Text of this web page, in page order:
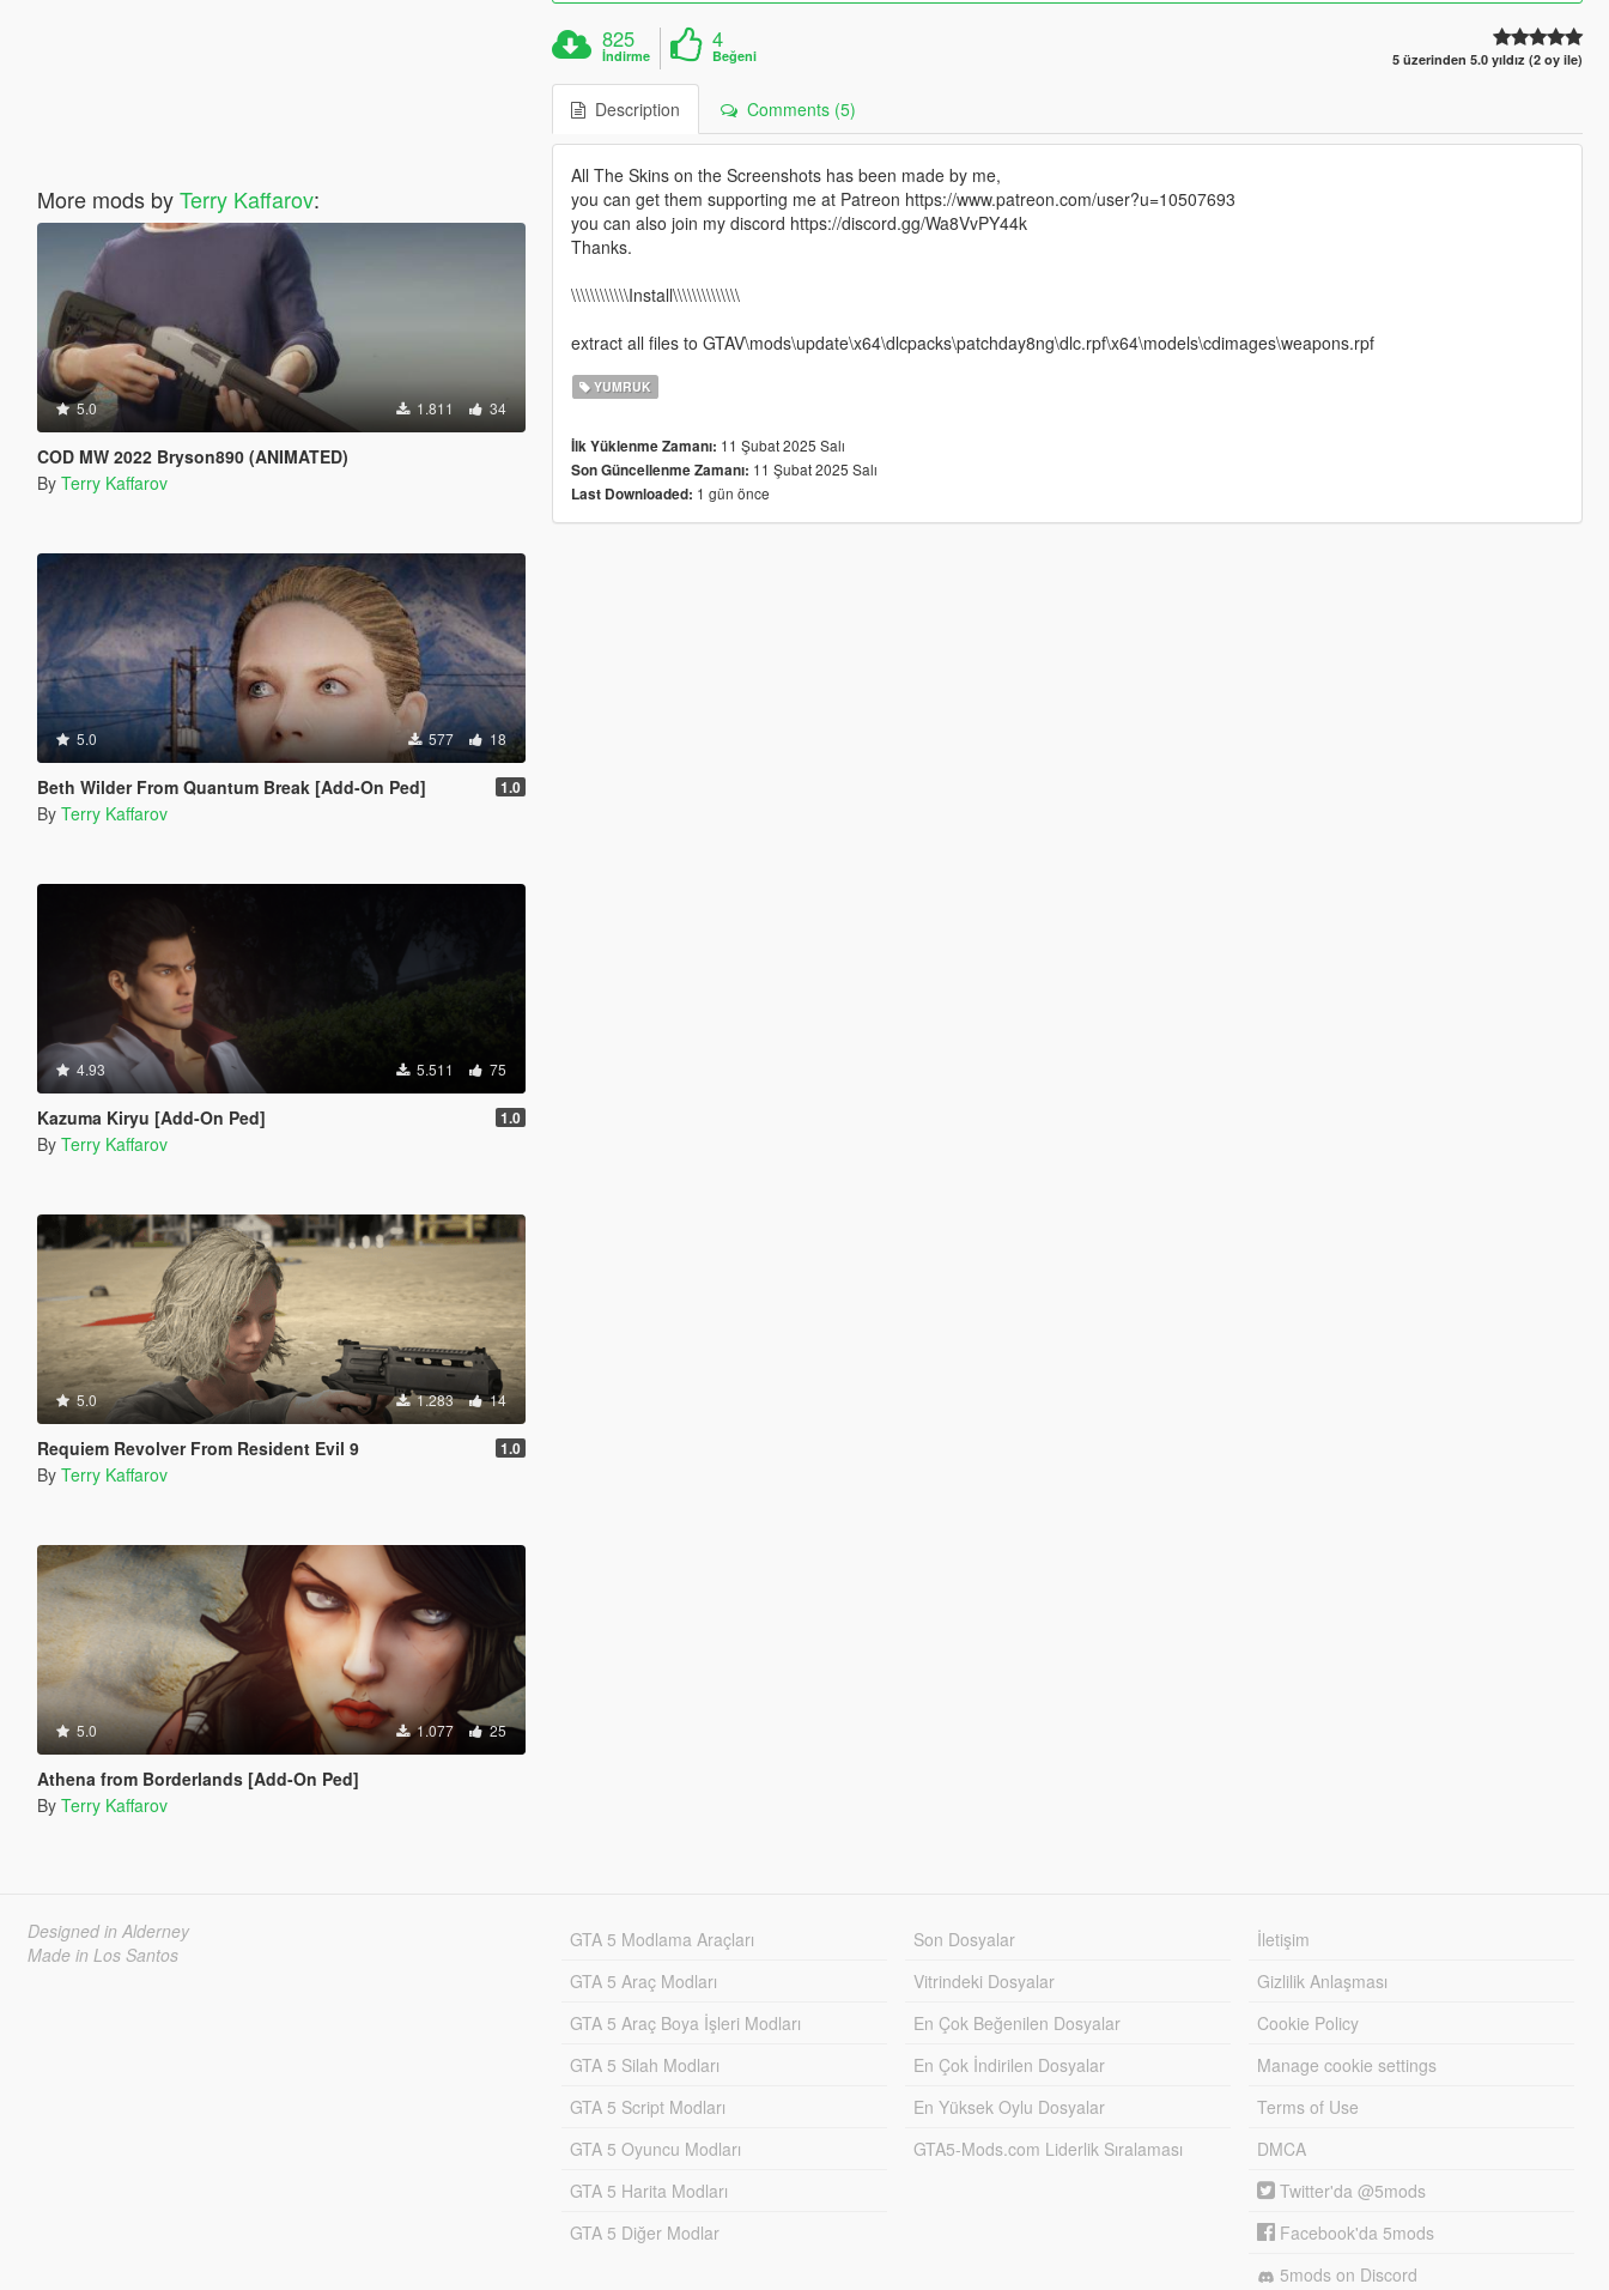
More mods byTerry Kaffarov:
5.0 1.811 34
COD MW 2022 Bryson890 (ANIMATED)
By Terry Kaffarov
5.0 577 18
Beth Wilder From Quantum Break [Add-On Ped] 1.0
By Terry Kaffarov
4.93 5.511 75
Kazuma Kiryu [Add-On Ped] 1.0
By Terry Kaffarov
5.0 1.283 14
Requiem Revolver From Resident Evil 9 1.0
By Terry Kaffarov
5.0 1.077 25
Athena from Borderlands [Add-On Ped]
By Terry Kaffarov
825
İndirme
4
Beğeni 5 üzerinden 5.0 yıldız (2 oy ile)
Description Comments (5)
All The Skins on the Screenshots has been made by me,
you can get them supporting me at Patreon https://www.patreon.com/user?u=10507693
you can also join my discord https://discord.gg/Wa8VvPY44k
Thanks.
\\\\\\\\\\\\Install\\\\\\\\\\\\\\
extract all files to GTAV\mods\update\x64\dlcpacks\patchday8ng\dlc.rpf\x64\models\cdimages\weapons.rpf
YUMRUK
İlk Yüklenme Zamanı: 11 Şubat 2025 Salı
Son Güncellenme Zamanı: 11 Şubat 2025 Salı
Last Downloaded: 1 gün önce
Designed in Alderney
Made in Los Santos
GTA 5 Modlama Araçları
GTA 5 Araç Modları
GTA 5 Araç Boya İşleri Modları
GTA 5 Silah Modları
GTA 5 Script Modları
GTA 5 Oyuncu Modları
GTA 5 Harita Modları
GTA 5 Diğer Modlar
Son Dosyalar
Vitrindeki Dosyalar
En Çok Beğenilen Dosyalar
En Çok İndirilen Dosyalar
En Yüksek Oylu Dosyalar
GTA5-Mods.com Liderlik Sıralaması
İletişim
Gizlilik Anlaşması
Cookie Policy
Manage cookie settings
Terms of Use
DMCA
Twitter'da @5mods
Facebook'da 5mods
5mods on Discord